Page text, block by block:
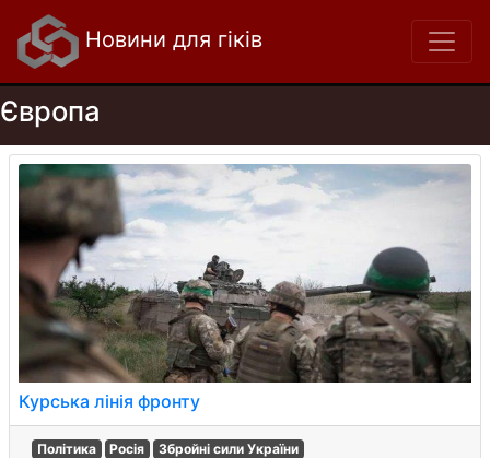
Новини для гіків
Європа
Курська лінія фронту
Політика Росія Збройні сили України